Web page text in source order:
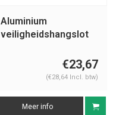
Aluminium
veiligheidshangslot
€23,67
(€28,64 Incl. btw)
Meer info